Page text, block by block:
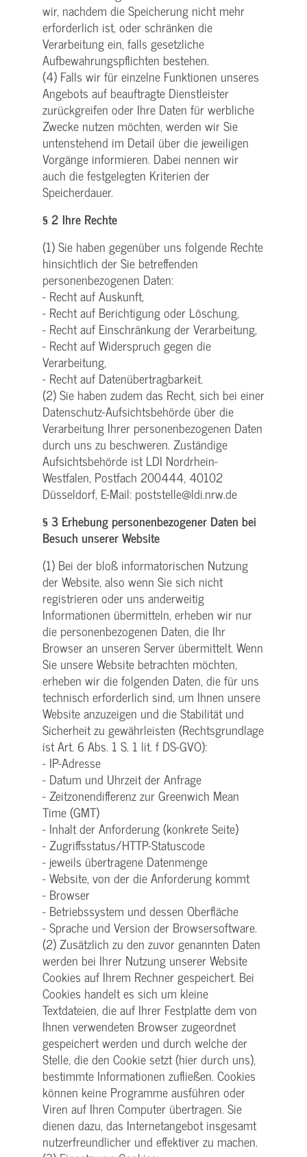
wir, nachdem die Speicherung nicht mehr
erforderlich ist, oder schränken die
Verarbeitung ein, falls gesetzliche
Aufbewahrungspflichten bestehen.
(4) Falls wir für einzelne Funktionen unseres
Angebots auf beauftragte Dienstleister
zurückgreifen oder Ihre Daten für werbliche
Zwecke nutzen möchten, werden wir Sie
untenstehend im Detail über die jeweiligen
Vorgänge informieren. Dabei nennen wir
auch die festgelegten Kriterien der
Speicherdauer.
§ 2 Ihre Rechte
(1) Sie haben gegenüber uns folgende Rechte
hinsichtlich der Sie betreffenden
personenbezogenen Daten:
- Recht auf Auskunft,
- Recht auf Berichtigung oder Löschung,
- Recht auf Einschränkung der Verarbeitung,
- Recht auf Widerspruch gegen die
Verarbeitung,
- Recht auf Datenübertragbarkeit.
(2) Sie haben zudem das Recht, sich bei einer
Datenschutz-Aufsichtsbehörde über die
Verarbeitung Ihrer personenbezogenen Daten
durch uns zu beschweren. Zuständige
Aufsichtsbehörde ist LDI Nordrhein-
Westfalen, Postfach 200444, 40102
Düsseldorf, E-Mail: poststelle@ldi.nrw.de
§ 3 Erhebung personenbezogener Daten bei
Besuch unserer Website
(1) Bei der bloß informatorischen Nutzung
der Website, also wenn Sie sich nicht
registrieren oder uns anderweitig
Informationen übermitteln, erheben wir nur
die personenbezogenen Daten, die Ihr
Browser an unseren Server übermittelt. Wenn
Sie unsere Website betrachten möchten,
erheben wir die folgenden Daten, die für uns
technisch erforderlich sind, um Ihnen unsere
Website anzuzeigen und die Stabilität und
Sicherheit zu gewährleisten (Rechtsgrundlage
ist Art. 6 Abs. 1 S. 1 lit. f DS-GVO):
- IP-Adresse
- Datum und Uhrzeit der Anfrage
- Zeitzonendifferenz zur Greenwich Mean
Time (GMT)
- Inhalt der Anforderung (konkrete Seite)
- Zugriffsstatus/HTTP-Statuscode
- jeweils übertragene Datenmenge
- Website, von der die Anforderung kommt
- Browser
- Betriebssystem und dessen Oberfläche
- Sprache und Version der Browsersoftware.
(2) Zusätzlich zu den zuvor genannten Daten
werden bei Ihrer Nutzung unserer Website
Cookies auf Ihrem Rechner gespeichert. Bei
Cookies handelt es sich um kleine
Textdateien, die auf Ihrer Festplatte dem von
Ihnen verwendeten Browser zugeordnet
gespeichert werden und durch welche der
Stelle, die den Cookie setzt (hier durch uns),
bestimmte Informationen zufließen. Cookies
können keine Programme ausführen oder
Viren auf Ihren Computer übertragen. Sie
dienen dazu, das Internetangebot insgesamt
nutzerfreundlicher und effektiver zu machen.